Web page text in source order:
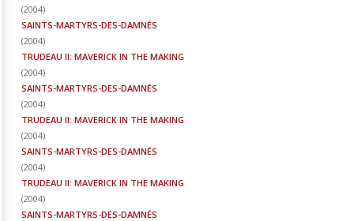
(2004)
SAINTS-MARTYRS-DES-DAMNÉS
(2004)
TRUDEAU II: MAVERICK IN THE MAKING
(2004)
SAINTS-MARTYRS-DES-DAMNÉS
(2004)
TRUDEAU II: MAVERICK IN THE MAKING
(2004)
SAINTS-MARTYRS-DES-DAMNÉS
(2004)
TRUDEAU II: MAVERICK IN THE MAKING
(2004)
SAINTS-MARTYRS-DES-DAMNÉS